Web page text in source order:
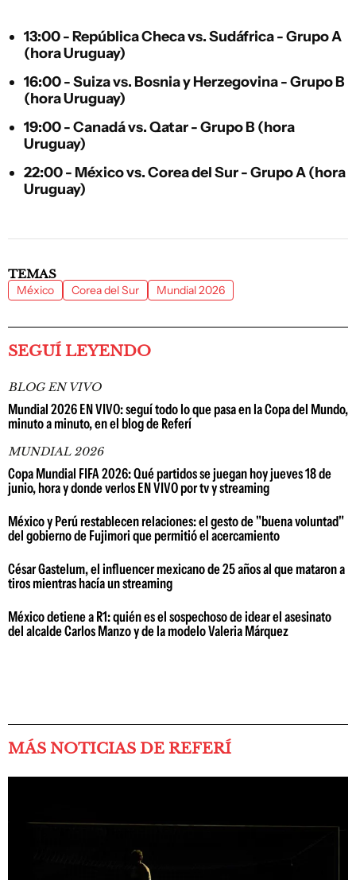
13:00 - República Checa vs. Sudáfrica - Grupo A
(hora Uruguay)
16:00 - Suiza vs. Bosnia y Herzegovina - Grupo B
(hora Uruguay)
19:00 - Canadá vs. Qatar - Grupo B (hora
Uruguay)
22:00 - México vs. Corea del Sur - Grupo A (hora
Uruguay)
TEMAS
México Corea del Sur Mundial 2026
SEGUÍ LEYENDO
BLOG EN VIVO
Mundial 2026 EN VIVO: seguí todo lo que pasa en la Copa del Mundo,
minuto a minuto, en el blog de Referí
MUNDIAL 2026
Copa Mundial FIFA 2026: Qué partidos se juegan hoy jueves 18 de
junio, hora y donde verlos EN VIVO por tv y streaming
México y Perú restablecen relaciones: el gesto de "buena voluntad"
del gobierno de Fujimori que permitió el acercamiento
César Gastelum, el influencer mexicano de 25 años al que mataron a
tiros mientras hacía un streaming
México detiene a R1: quién es el sospechoso de idear el asesinato
del alcalde Carlos Manzo y de la modelo Valeria Márquez
MÁS NOTICIAS DE REFERÍ